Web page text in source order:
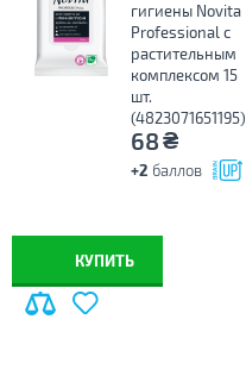
гигиены Novita
Professional с
растительным
комплексом 15
шт.
(4823071651195)
68₴
+2 баллов
КУПИТЬ